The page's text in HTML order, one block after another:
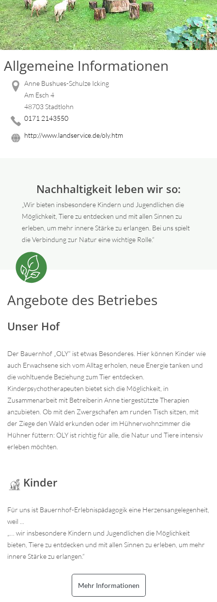
Allgemeine Informationen
Anne Bushues-Schulze Icking
Am Esch 4
48703 Stadtlohn
0171 2143550
http://www.landservice.de/oly.htm
Nachhaltigkeit leben wir so:
„Wir bieten insbesondere Kindern und Jugendlichen die
Möglichkeit, Tiere zu entdecken und mit allen Sinnen zu
erleben, um mehr innere Stärke zu erlangen. Bei uns spielt
die Verbindung zur Natur eine wichtige Rolle.“
Angebote des Betriebes
Unser Hof
Der Bauernhof „OLY“ ist etwas Besonderes. Hier können Kinder wie
auch Erwachsene sich vom Alltag erholen, neue Energie tanken und
die wohltuende Beziehung zum Tier entdecken.
Kinderpsychotherapeuten bietet sich die Möglichkeit, in
Zusammenarbeit mit Betreiberin Anne tiergestützte Therapien
anzubieten. Ob mit den Zwergschafen am runden Tisch sitzen, mit
der Ziege den Wald erkunden oder im Hühnerwohnzimmer die
Hühner füttern: OLY ist richtig für alle, die Natur und Tiere intensiv
erleben möchten.
Kinder
Für uns ist Bauernhof-Erlebnispädagogik eine Herzensangelegenheit,
weil ...
„… wir insbesondere Kindern und Jugendlichen die Möglichkeit
bieten, Tiere zu entdecken und mit allen Sinnen zu erleben, um mehr
innere Stärke zu erlangen.“
Mehr Informationen